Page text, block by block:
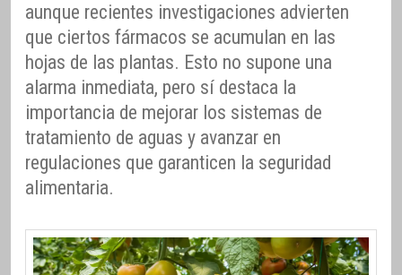
aunque recientes investigaciones advierten
que ciertos fármacos se acumulan en las
hojas de las plantas. Esto no supone una
alarma inmediata, pero sí destaca la
importancia de mejorar los sistemas de
tratamiento de aguas y avanzar en
regulaciones que garanticen la seguridad
alimentaria.